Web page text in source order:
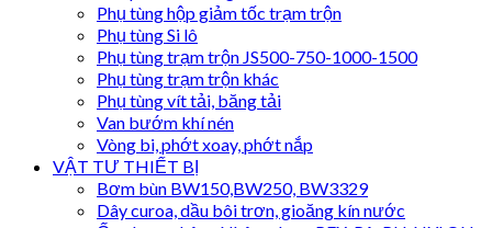
Phụ tùng hộp giảm tốc trạm trộn
Phụ tùng Si lô
Phụ tùng trạm trộn JS500-750-1000-1500
Phụ tùng trạm trộn khác
Phụ tùng vít tải, băng tải
Van bướm khí nén
Vòng bi, phớt xoay, phớt nắp
VẬT TƯ THIẾT BỊ
Bơm bùn BW150,BW250, BW3329
Dây curoa, dầu bôi trơn, gioăng kín nước